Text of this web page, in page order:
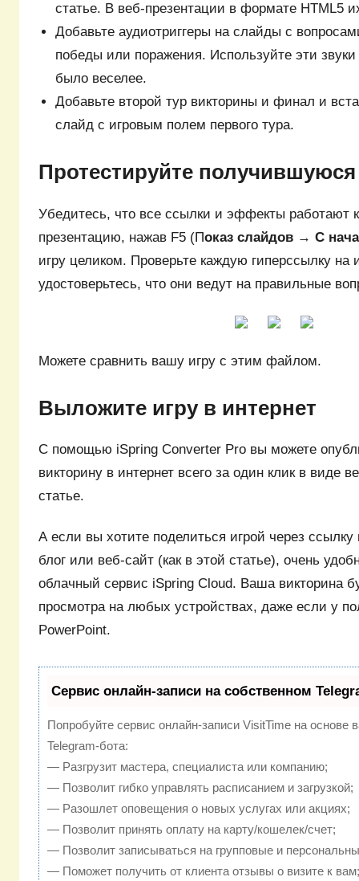
статье. В веб-презентации в формате HTML5
Добавьте аудиотриггеры на слайды с
победы или поражения. Используйте эти
было веселее.
Добавьте второй тур викторины и финал и
слайд с игровым полем первого тура.
Протестируйте получившуюся
Убедитесь, что все ссылки и эффекты работают
презентацию, нажав F5 (Показ слайдов → С
игру целиком. Проверьте каждую гиперссылку на
удостоверьтесь, что они ведут на правильные
Можете сравнить вашу игру с этим файлом.
Выложите игру в интернет
С помощью iSpring Converter Pro вы можете
викторину в интернет всего за один клик в виде
статье.
А если вы хотите поделиться игрой через
блог или веб-сайт (как в этой статье), очень
облачный сервис iSpring Cloud. Ваша викторина
просмотра на любых устройствах, даже если у
PowerPoint.
Сервис онлайн-записи на собственном
Попробуйте сервис онлайн-записи VisitTime на основе
Telegram-бота:
— Разгрузит мастера, специалиста или компанию;
— Позволит гибко управлять расписанием и загрузкой;
— Разошлет оповещения о новых услугах или акциях;
— Позволит принять оплату на карту/кошелек/счет;
— Позволит записываться на групповые и
— Поможет получить от клиента отзывы о визите к вам;